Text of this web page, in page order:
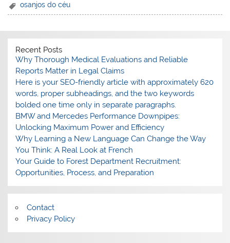
osanjos do céu
Recent Posts
Why Thorough Medical Evaluations and Reliable
Reports Matter in Legal Claims
Here is your SEO-friendly article with approximately 620
words, proper subheadings, and the two keywords
bolded one time only in separate paragraphs.
BMW and Mercedes Performance Downpipes:
Unlocking Maximum Power and Efficiency
Why Learning a New Language Can Change the Way
You Think: A Real Look at French
Your Guide to Forest Department Recruitment:
Opportunities, Process, and Preparation
Contact
Privacy Policy